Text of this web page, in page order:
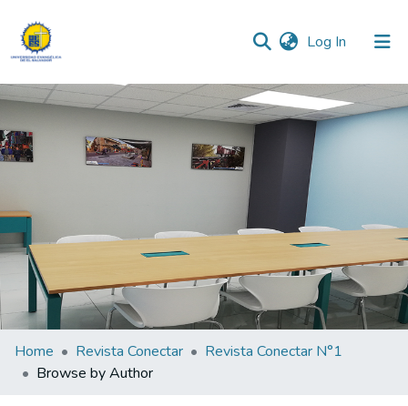
Log In (current)
Communities & Collections
All of DSpace
Home Revista Conectar
Revista Conectar N°1
Browse by Author